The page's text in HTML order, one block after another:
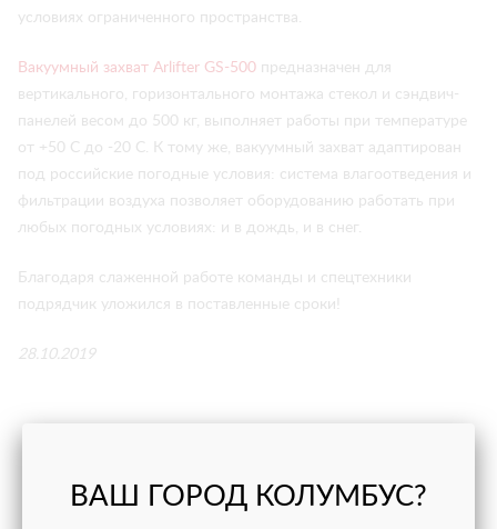
условиях ограниченного пространства.
Вакуумный захват Arlifter GS-500 предназначен для
вертикального, горизонтального монтажа стекол и сэндвич-
панелей весом до 500 кг, выполняет работы при температуре
от +50 С до -20 С. К тому же, вакуумный захват адаптирован
под российские погодные условия: система влагоотведения и
фильтрации воздуха позволяет оборудованию работать при
любых погодных условиях: и в дождь, и в снег.
Благодаря слаженной работе команды и спецтехники
подрядчик уложился в поставленные сроки!
28.10.2019
ВАШ ГОРОД КОЛУМБУС?